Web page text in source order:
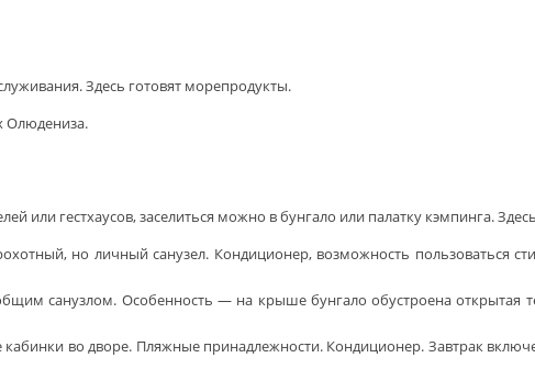
Здесь готовят морепродукты.
Олюдениза.
гестхаусов, заселиться можно в бунгало или палатку кэмпинга.
но личный санузел. Кондиционер, возможность пользоваться
санузлом. Особенность — на крыше бунгало обустроена открытая
во дворе. Пляжные принадлежности. Кондиционер. Завтрак